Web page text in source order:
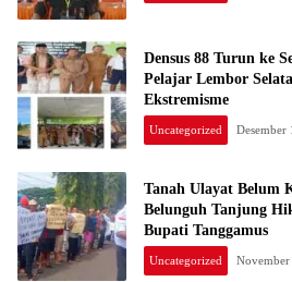
Densus 88 Turun ke
Pelajar Lembor
Ekstremisme
Uncategorized Desember
Tanah Ulayat Belum
Belunguh Tanjung
Bupati Tanggamus
Uncategorized